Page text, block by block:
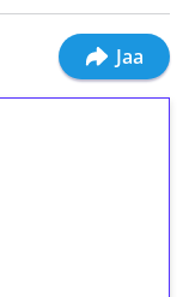
Jaa